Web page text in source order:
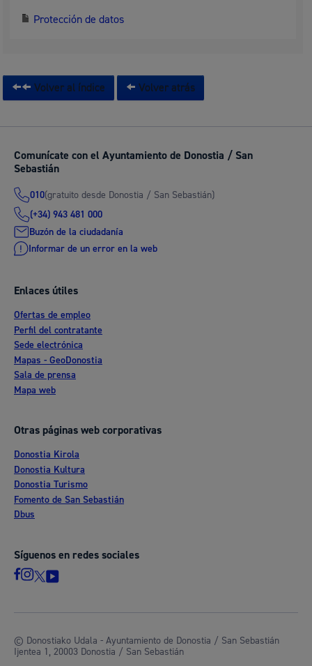
Protección de datos
Volver al índice Volver atrás
Comunícate con el Ayuntamiento de Donostia / San
Sebastián
010(gratuito desde Donostia / San Sebastián)
(+34) 943 481 000
Buzón de la ciudadanía
Informar de un error en la web
Enlaces útiles
Ofertas de empleo
Perfil del contratante
Sede electrónica
Mapas - GeoDonostia
Sala de prensa
Mapa web
Otras páginas web corporativas
Donostia Kirola
Donostia Kultura
Donostia Turismo
Fomento de San Sebastián
Dbus
Síguenos en redes sociales
© Donostiako Udala - Ayuntamiento de Donostia / San Sebastián
Ijentea 1, 20003 Donostia / San Sebastián